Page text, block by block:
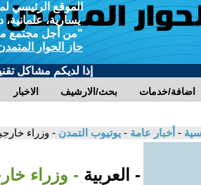
الموقع الرئيسي
يسارية،
"من أجل مجتمع
حاز الحوار
إذا لديكم مشاكل
الاخبار بحث/الارشيف اضافة/خدمات
- أخبار عامة - يوتيوب التمدن - وزراء
- العربية - وزراء